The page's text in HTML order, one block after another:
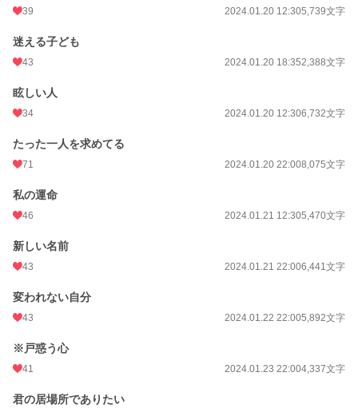
文字数
更新日時 2024.10.04 17:01
初回公開日時
初回完結日時
月間ポイント 825 pt (26,915 位)
39 2024.01.20 12:305,739文字
迷える子ども
43 2024.01.20 18:352,388文字
眩しい人
34 2024.01.20 12:306,732文字
たった一人を求めてる
71 2024.01.20 22:008,075文字
私の運命
46 2024.01.21 12:305,470文字
新しい名前
43 2024.01.21 22:006,441文字
変われない自分
43 2024.01.22 22:005,892文字
※戸惑う心
41 2024.01.23 22:004,337文字
君の居場所でありたい